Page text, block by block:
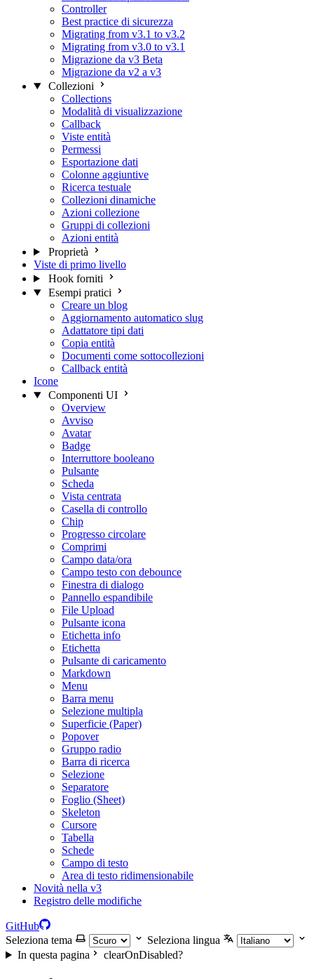
Controller
Best practice di sicurezza
Migrating from v3.1 to v3.2
Migrating from v3.0 to v3.1
Migrazione da v3 Beta
Migrazione da v2 a v3
Collezioni
Collections
Modalità di visualizzazione
Callback
Viste entità
Permessi
Esportazione dati
Colonne aggiuntive
Ricerca testuale
Collezioni dinamiche
Azioni collezione
Gruppi di collezioni
Azioni entità
Proprietà
Viste di primo livello
Hook forniti
Esempi pratici
Creare un blog
Aggiornamento automatico slug
Adattatore tipi dati
Copia entità
Documenti come sottocollezioni
Callback entità
Icone
Componenti UI
Overview
Avviso
Avatar
Badge
Interruttore booleano
Pulsante
Scheda
Vista centrata
Casella di controllo
Chip
Progresso circolare
Comprimi
Campo data/ora
Campo testo con debounce
Finestra di dialogo
Pannello espandibile
File Upload
Pulsante icona
Etichetta info
Etichetta
Pulsante di caricamento
Markdown
Menu
Barra menu
Selezione multipla
Superficie (Paper)
Popover
Gruppo radio
Barra di ricerca
Selezione
Separatore
Foglio (Sheet)
Skeleton
Cursore
Tabella
Schede
Campo di testo
Area di testo ridimensionabile
Novità nella v3
Registro delle modifiche
GitHub
Seleziona tema
Seleziona lingua
In questa pagina
clearOnDisabled?